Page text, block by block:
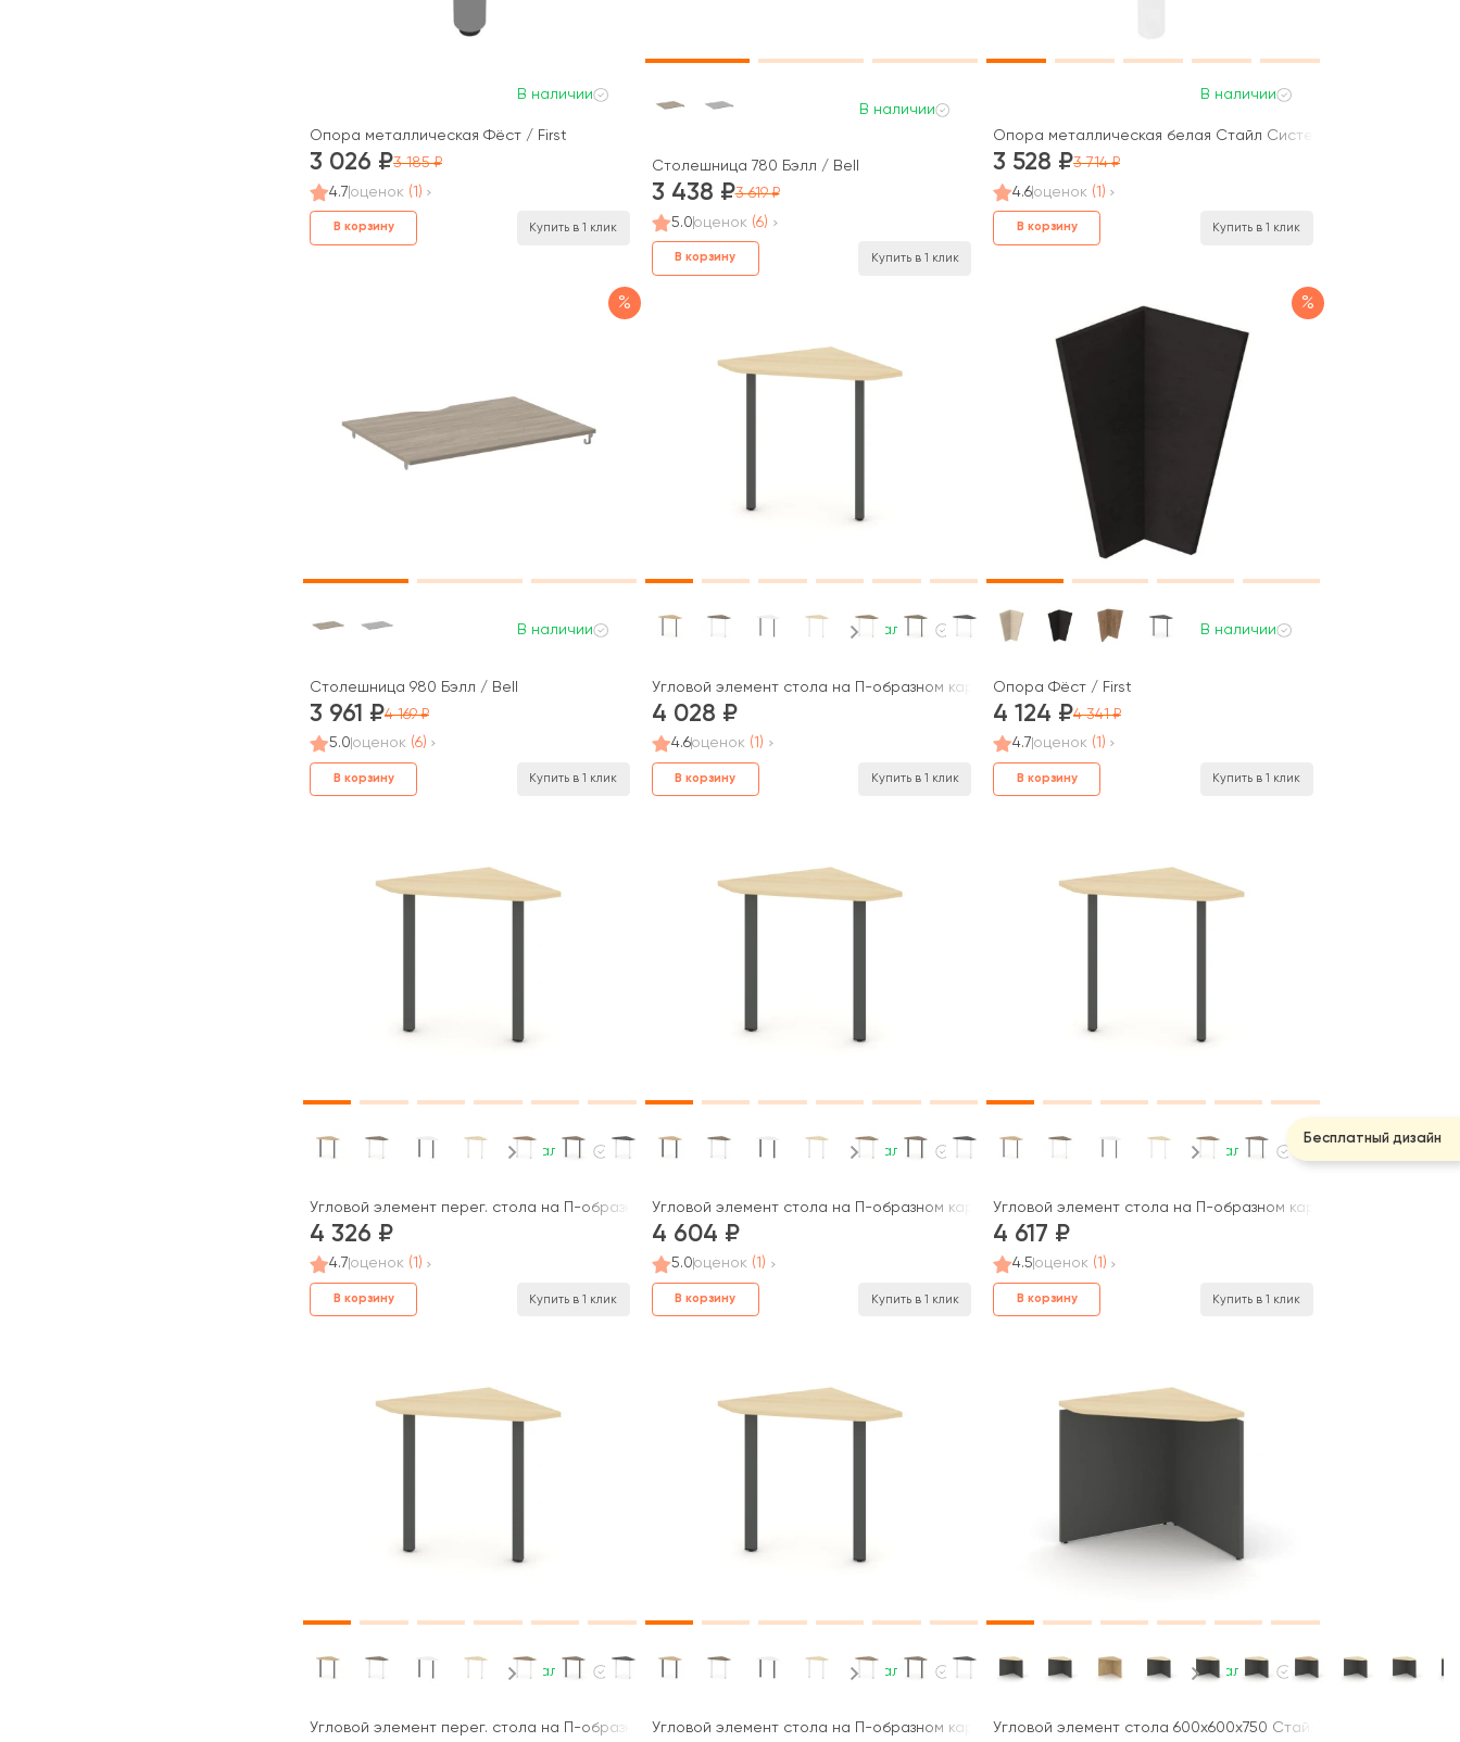
В наличии
Опора металлическая Фёст / First
3 026
3 185
4.7 оценок (1)
В корзину Купить в 1 клик
В наличии
Столешница 780 Бэлл / Bell
3 438
3 619
5.0оценок (6)
В корзину Купить в 1 клик
В наличии
Опора металлическая белая Стайл Систем / Style System
3 528
3 714
4.6оценок (1)
В корзину Купить в 1 клик
%
В наличии
Столешница 980 Бэлл / Bell
3 961
4 169
5.0оценок (6)
В корзину Купить в 1 клик
В наличии
Угловой элемент стола на П-образном каркасе 40 мм 600x600x750 Стайл Проджект / Style Project
4 028
4.6оценок (1)
В корзину Купить в 1 клик
%
В наличии
Опора Фёст / First
4 124
4 341
4.7оценок (1)
В корзину Купить в 1 клик
В наличии
Угловой элемент перег. стола на П-образном каркасе 50 мм 600x600x750 Стайл Проджект / Style Project
4 326
4.7 оценок (1)
В корзину Купить в 1 клик
В наличии
Угловой элемент стола на П-образном каркасе 60 мм 600x600x750 Стайл Проджект / Style Project
4 604
5.0оценок (1)
В корзину Купить в 1 клик
В наличии
Угловой элемент стола на П-образном каркасе 40 мм
4 617
4.5 оценок (1)
В корзину Купить в 1 клик
В наличии
Угловой элемент перег. стола на П-образном каркасе 50 мм 700x700x750 Стайл Проджект / Style Project
В наличии
Угловой элемент стола на П-образном каркасе 60 мм 700x700x750 Стайл Проджект / Style Project
В наличии
Угловой элемент стола 600х600х750 Стайл Проджект / Style
Бесплатный дизайн